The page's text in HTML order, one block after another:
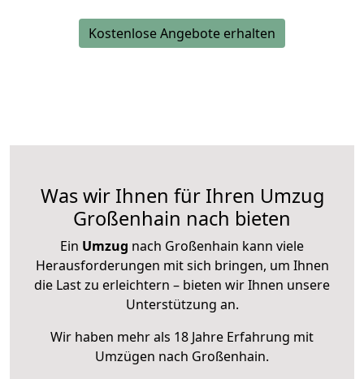
Kostenlose Angebote erhalten
Was wir Ihnen für Ihren Umzug
Großenhain nach bieten
Ein Umzug nach Großenhain kann viele
Herausforderungen mit sich bringen, um Ihnen
die Last zu erleichtern – bieten wir Ihnen unsere
Unterstützung an.
Wir haben mehr als 18 Jahre Erfahrung mit
Umzügen nach Großenhain.